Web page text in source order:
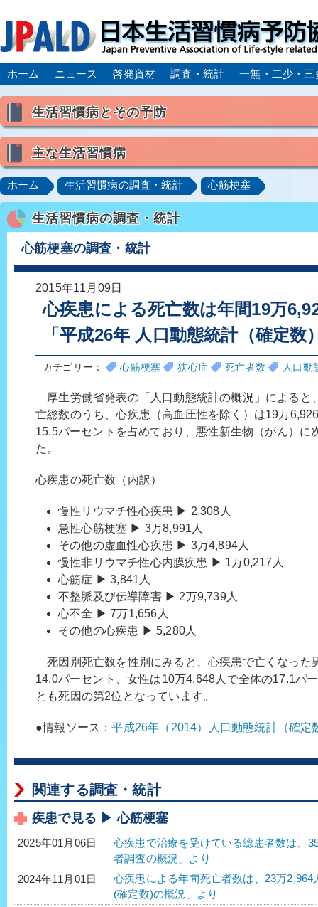
ホーム ニュース 啓発資材 調査・統計 一無・二少・三
生活習慣病とその予防
喫煙
食生活
主な生活習慣病
高血圧 脂質異常症（高脂血症） 糖尿病
肥満症／メタボリックシンドローム
動脈硬化
心
脂肪肝／NAFLD／NASH
アルコール肝疾患
ロコモティブシンドローム／サルコペニア／フレイル
ホーム 生活習慣病の調査・統計 心筋梗塞
生活習慣病の調査・統計
心筋梗塞の調査・統計
2015年11月09日
心疾患による死亡数は年間19万
「平成26年 人口動態統計（確定数
カテゴリー： 心筋梗塞 狭心症 死亡者数 人口動
厚生労働省発表の「人口動態統計の概況」によると
亡総数のうち、心疾患（高血圧性を除く）は19万
15.5パーセントを占めており、悪性新生物（がん）に
た。
心疾患の死亡数（内訳）
慢性リウマチ性心疾患 ▶ 2,308人
急性心筋梗塞 ▶ 3万8,991人
その他の虚血性心疾患 ▶ 3万4,894人
慢性非リウマチ性心内膜疾患 ▶ 1万0,217人
心筋症 ▶ 3,841人
不整脈及び伝導障害 ▶ 2万9,739人
心不全 ▶ 7万1,656人
その他の心疾患 ▶ 5,280人
死因別死亡数を性別にみると、心疾患で亡くなった
14.0パーセント、女性は10万4,648人で全体の17.1パ
とも死因の第2位となっています。
●情報ソース：平成26年（2014）人口動態統計（確定
関連する調査・統計
疾患で見る ▶ 心筋梗塞
2025年01月06日
心疾患で治療を受けている総患者数は、
者調査の概況」より
2024年11月01日
心疾患による年間死亡者数は、23万
(確定数)の概況」より